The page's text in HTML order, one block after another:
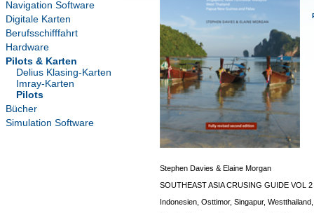
Navigation Software
Digitale Karten
Berufsschifffahrt
Hardware
Pilots & Karten
Delius Klasing-Karten
Imray-Karten
Pilots
Bücher
Simulation Software
Stephen Davies & Elaine Morgan
SOUTHEAST ASIA CRUSING GUIDE VOL 2
Indonesien, Osttimor, Singapur,